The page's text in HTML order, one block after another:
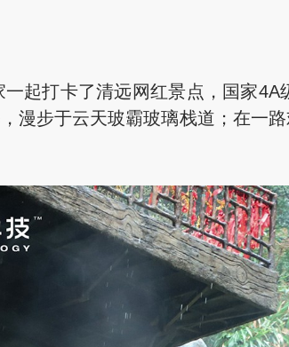
打卡了清远网红景点，国家4A
漫步于云天玻霸玻璃栈道；在一